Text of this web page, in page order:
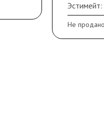
Эстимейт:
Не продано